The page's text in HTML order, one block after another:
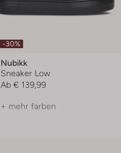
-30%
Nubikk
Sneaker Low
Ab € 139,99
+ mehr farben